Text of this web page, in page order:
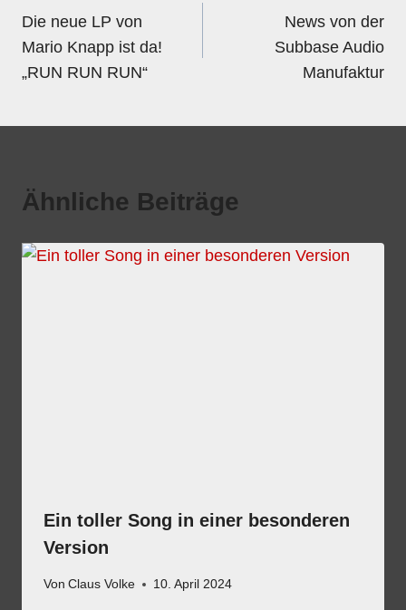
Die neue LP von
Mario Knapp ist da!
„RUN RUN RUN“
News von der
Subbase Audio
Manufaktur
Ähnliche Beiträge
Ein toller Song in einer besonderen
Version
Von Claus Volke 10. April 2024